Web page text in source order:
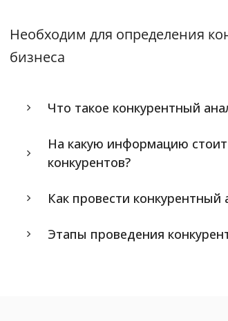
Необходим для определения
бизнеса
Что такое конкурентный
На какую информацию
конкурентов?
Как провести конкурентный
Этапы проведения